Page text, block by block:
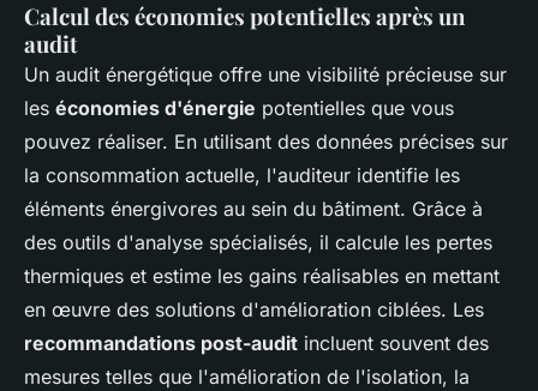
Calcul des économies potentielles après un
audit
Un audit énergétique offre une visibilité précieuse sur
les économies d'énergie potentielles que vous
pouvez réaliser. En utilisant des données précises sur
la consommation actuelle, l'auditeur identifie les
éléments énergivores au sein du bâtiment. Grâce à
des outils d'analyse spécialisés, il calcule les pertes
thermiques et estime les gains réalisables en mettant
en œuvre des solutions d'amélioration ciblées. Les
recommandations post-audit incluent souvent des
mesures telles que l'amélioration de l'isolation, la